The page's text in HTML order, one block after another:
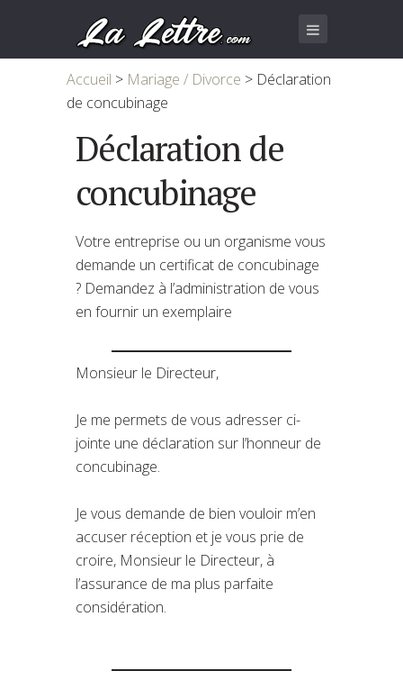
Accueil > Mariage / Divorce > Déclaration
de concubinage
Déclaration de
concubinage
Votre entreprise ou un organisme vous
demande un certificat de concubinage
? Demandez à l’administration de vous
en fournir un exemplaire
Monsieur le Directeur,
Je me permets de vous adresser ci-
jointe une déclaration sur l’honneur de
concubinage.
Je vous demande de bien vouloir m’en
accuser réception et je vous prie de
croire, Monsieur le Directeur, à
l’assurance de ma plus parfaite
considération.